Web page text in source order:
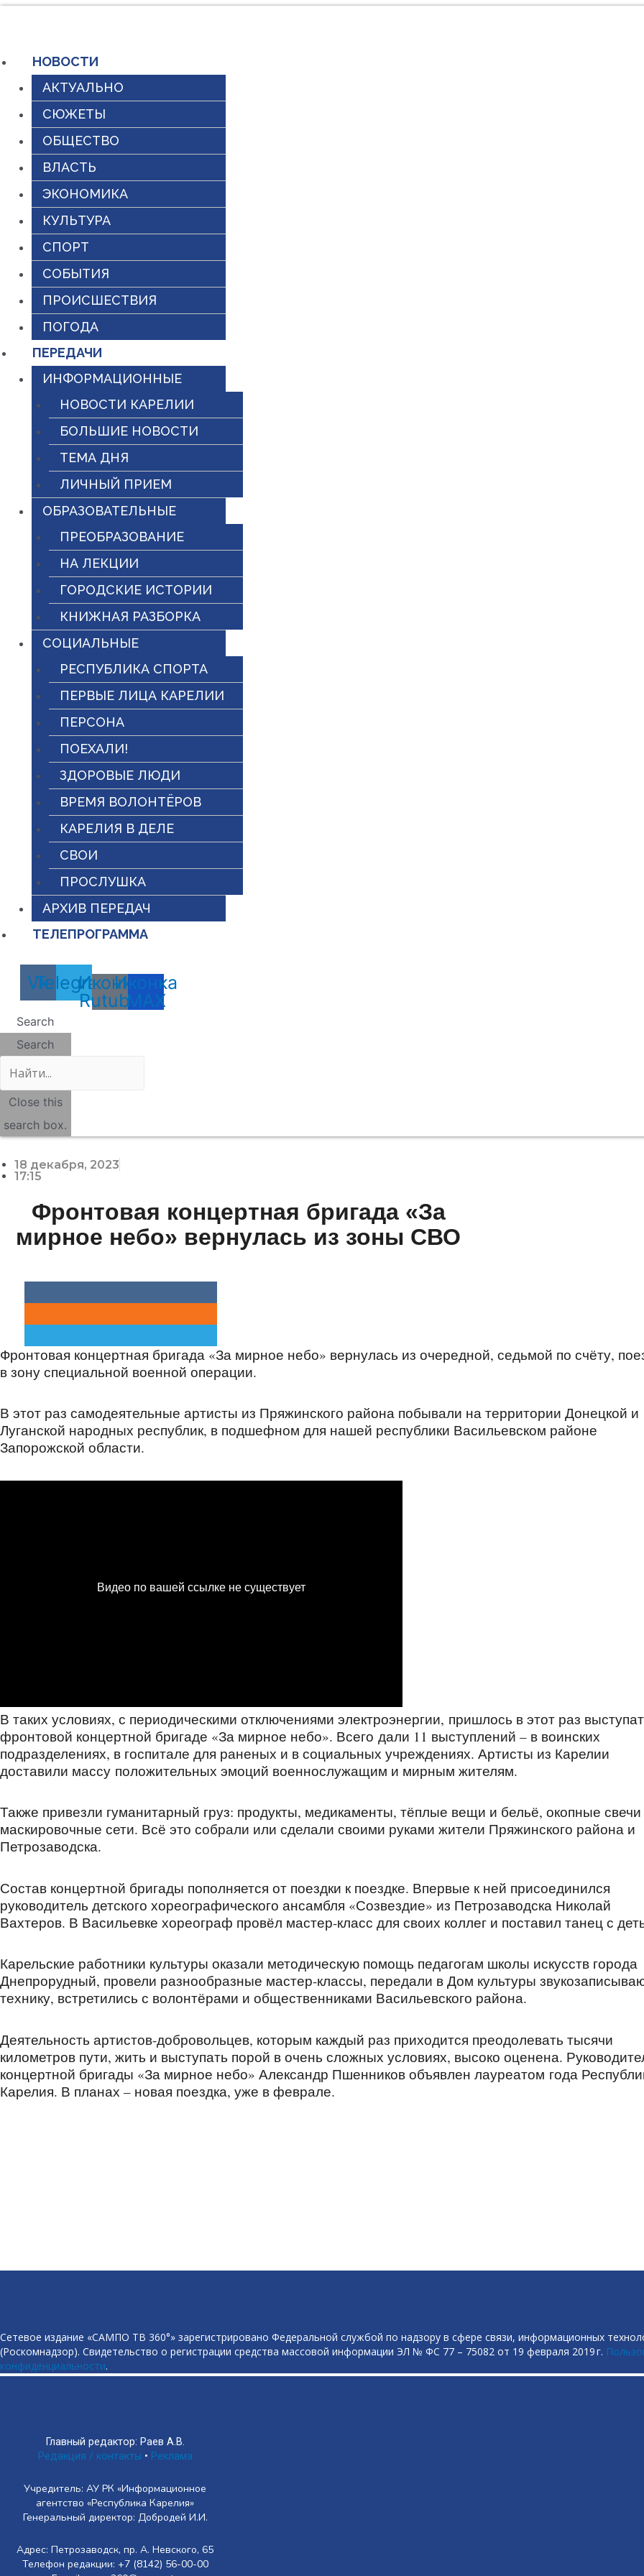
содержимому
НОВОСТИ
АКТУАЛЬНО
СЮЖЕТЫ
ОБЩЕСТВО
ВЛАСТЬ
ЭКОНОМИКА
КУЛЬТУРА
СПОРТ
СОБЫТИЯ
ПРОИСШЕСТВИЯ
ПОГОДА
ПЕРЕДАЧИ
ИНФОРМАЦИОННЫЕ
НОВОСТИ КАРЕЛИИ
БОЛЬШИЕ НОВОСТИ
ТЕМА ДНЯ
ЛИЧНЫЙ ПРИЕМ
ОБРАЗОВАТЕЛЬНЫЕ
ПРЕОБРАЗОВАНИЕ
НА ЛЕКЦИИ
ГОРОДСКИЕ ИСТОРИИ
КНИЖНАЯ РАЗБОРКА
СОЦИАЛЬНЫЕ
РЕСПУБЛИКА СПОРТА
ПЕРВЫЕ ЛИЦА КАРЕЛИИ
ПЕРСОНА
ПОЕХАЛИ!
ЗДОРОВЫЕ ЛЮДИ
ВРЕМЯ ВОЛОНТЁРОВ
КАРЕЛИЯ В ДЕЛЕ
СВОИ
ПРОСЛУШКА
АРХИВ ПЕРЕДАЧ
ТЕЛЕПРОГРАММА
Vk
Telegram
Иконка
Rutube
Иконка
MAX
Search
Search
Close this
search box.
18 декабря, 2023
17:15
Фронтовая концертная бригада «За
мирное небо» вернулась из зоны СВО
Фронтовая концертная бригада «За мирное небо» вернулась из очередной, седьмой по счёту,
в зону специальной военной операции.
В этот раз самодеятельные артисты из Пряжинского района побывали на территории Донецкой и
Луганской народных республик, в подшефном для нашей республики Васильевском районе
Запорожской области.
В таких условиях, с периодическими отключениями электроэнергии, пришлось в этот раз
фронтовой концертной бригаде «За мирное небо». Всего дали 11 выступлений – в воинских
подразделениях, в госпитале для раненых и в социальных учреждениях. Артисты из Карелии
доставили массу положительных эмоций военнослужащим и мирным жителям.
Также привезли гуманитарный груз: продукты, медикаменты, тёплые вещи и бельё, окопные
маскировочные сети. Всё это собрали или сделали своими руками жители Пряжинского района и
Петрозаводска.
Состав концертной бригады пополняется от поездки к поездке. Впервые к ней присоединился
руководитель детского хореографического ансамбля «Созвездие» из Петрозаводска Николай
Вахтеров. В Васильевке хореограф провёл мастер-класс для своих коллег и поставил танец с
Карельские работники культуры оказали методическую помощь педагогам школы искусств города
Днепрорудный, провели разнообразные мастер-классы, передали в Дом культуры
технику, встретились с волонтёрами и общественниками Васильевского района.
Деятельность артистов-добровольцев, которым каждый раз приходится преодолевать тысячи
километров пути, жить и выступать порой в очень сложных условиях, высоко оценена.
концертной бригады «За мирное небо» Александр Пшенников объявлен лауреатом года
Карелия. В планах – новая поездка, уже в феврале.
Сетевое издание «САМПО ТВ 360°» зарегистрировано Федеральной службой по надзору в сфере связи, информационных
(Роскомнадзор). Свидетельство о регистрации средства массовой информации ЭЛ № ФС 77 – 75082 от 19 февраля 2019 г.
конфиденциальности.
Главный редактор: Раев А.В.
Редакция / контакты • Реклама
Учредитель: АУ РК «Информационное
агентство «Республика Карелия»
Генеральный директор: Добродей И.И.
Адрес: Петрозаводск, пр. А. Невского, 65
Телефон редакции: +7 (8142) 56-00-00